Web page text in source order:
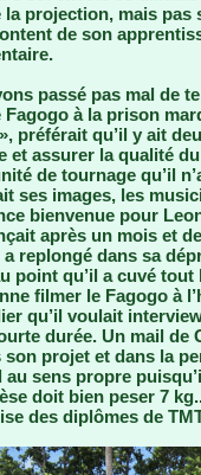
la projection, mais
de son
passé pas mal de
Fagogo à la prison
préférait qu’il y ait
et assurer la qualité
de tournage qu’il
ses images, les
bienvenue pour
après un mois et
replongé dans sa
point qu’il a cuvé
filmer le Fagogo à
qu’il voulait
durée. Un mail de
son projet et dans la
au sens propre
doit bien peser 7
des diplômes de